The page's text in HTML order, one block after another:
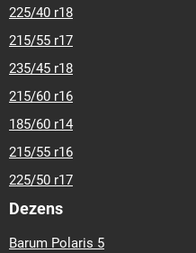
225/40 r18
215/55 r17
235/45 r18
215/60 r16
185/60 r14
215/55 r16
225/50 r17
Dezens
Barum Polaris 5